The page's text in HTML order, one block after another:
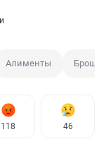
Алименты
118 46